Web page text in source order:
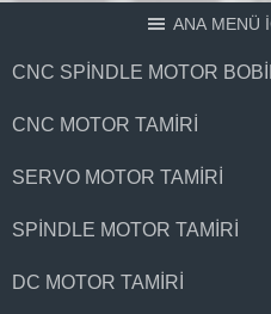
ANA MENÜ
CNC SPINDLE MOTOR
CNC MOTOR TAMIRI
SERVO MOTOR TAMIRI
SPINDLE MOTOR TAMIRI
DC MOTOR TAMIRI